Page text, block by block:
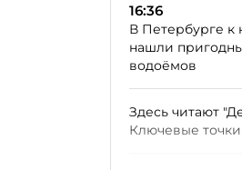
16:36
В Петербурге к
нашли
водоёмов
Здесь читают
Ключевые